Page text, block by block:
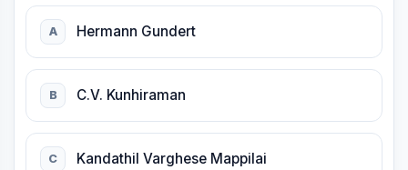
A Hermann Gundert
B C.V. Kunhiraman
C Kandathil Varghese Mappilai